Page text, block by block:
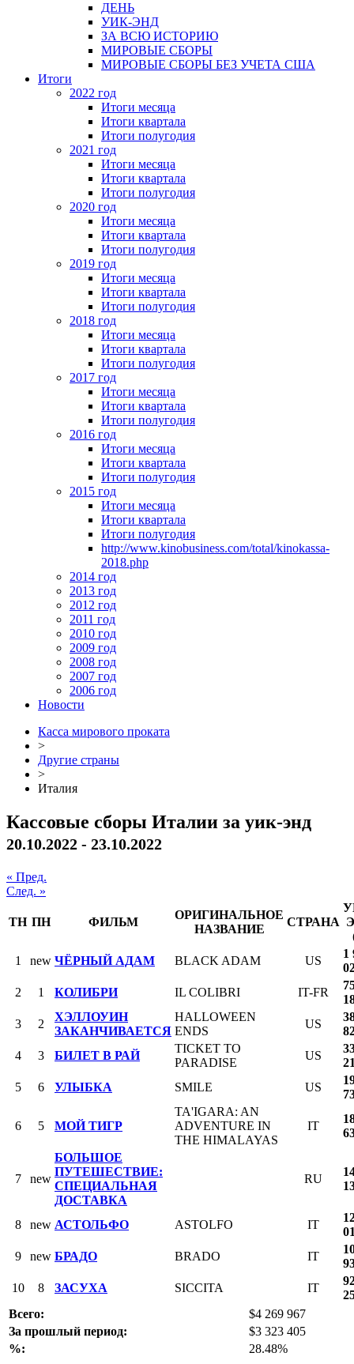
ДЕНЬ
УИК-ЭНД
ЗА ВСЮ ИСТОРИЮ
МИРОВЫЕ СБОРЫ
МИРОВЫЕ СБОРЫ БЕЗ УЧЕТА США
Итоги
2022 год
Итоги месяца
Итоги квартала
Итоги полугодия
2021 год
Итоги месяца
Итоги квартала
Итоги полугодия
2020 год
Итоги месяца
Итоги квартала
Итоги полугодия
2019 год
Итоги месяца
Итоги квартала
Итоги полугодия
2018 год
Итоги месяца
Итоги квартала
Итоги полугодия
2017 год
Итоги месяца
Итоги квартала
Итоги полугодия
2016 год
Итоги месяца
Итоги квартала
Итоги полугодия
2015 год
Итоги месяца
Итоги квартала
Итоги полугодия
http://www.kinobusiness.com/total/kinokassa-
2018.php
2014 год
2013 год
2012 год
2011 год
2010 год
2009 год
2008 год
2007 год
2006 год
Новости
Касса мирового проката
>
Другие страны
>
Италия
Кассовые сборы Италии за уик-энд
20.10.2022 - 23.10.2022
« Пред.
След. »
ТН ПН ФИЛЬМ
ОРИГИНАЛЬНОЕ
НАЗВАНИЕ
СТРАНА
1
new ЧЁРНЫЙ АДАМ BLACK ADAM US
1
2
1 КОЛИБРИ IL COLIBRI IT-FR
3
2
ХЭЛЛОУИН
ЗАКАНЧИВАЕТСЯ
HALLOWEEN
ENDS
US
4
3 БИЛЕТ В РАЙ
TICKET TO
PARADISE
US
5
6 УЛЫБКА SMILE US
6 5 МОЙ ТИГР
TA'IGARA: AN
ADVENTURE IN
THE HIMALAYAS
IT
7 new
БОЛЬШОЕ
ПУТЕШЕСТВИЕ:
СПЕЦИАЛЬНАЯ
ДОСТАВКА
RU
8 new АСТОЛЬФО ASTOLFO IT
9
new БРАДО BRADO IT
10
8 ЗАСУХА SICCITA IT
Всего:
$4 269 967
За прошлый период:
$3 323 405
%:
28.48%